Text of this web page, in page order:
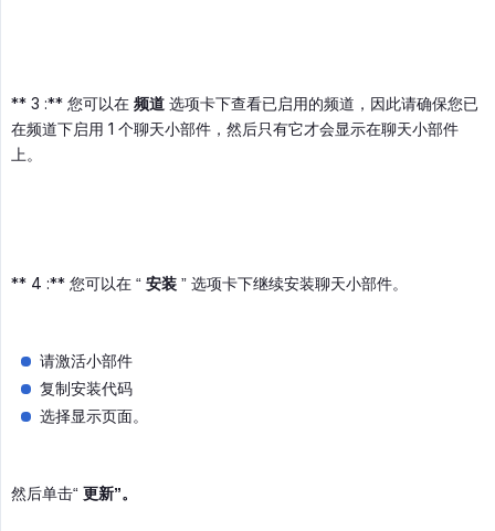
** 3 :** 您可以在 频道 选项卡下查看已启用的频道，因此请确保您已
在频道下启用 1 个聊天小部件，然后只有它才会显示在聊天小部件
上。
** 4 :** 您可以在 “ 安装 ” 选项卡下继续安装聊天小部件。
请激活小部件
复制安装代码
选择显示页面。
然后单击“ 更新”。